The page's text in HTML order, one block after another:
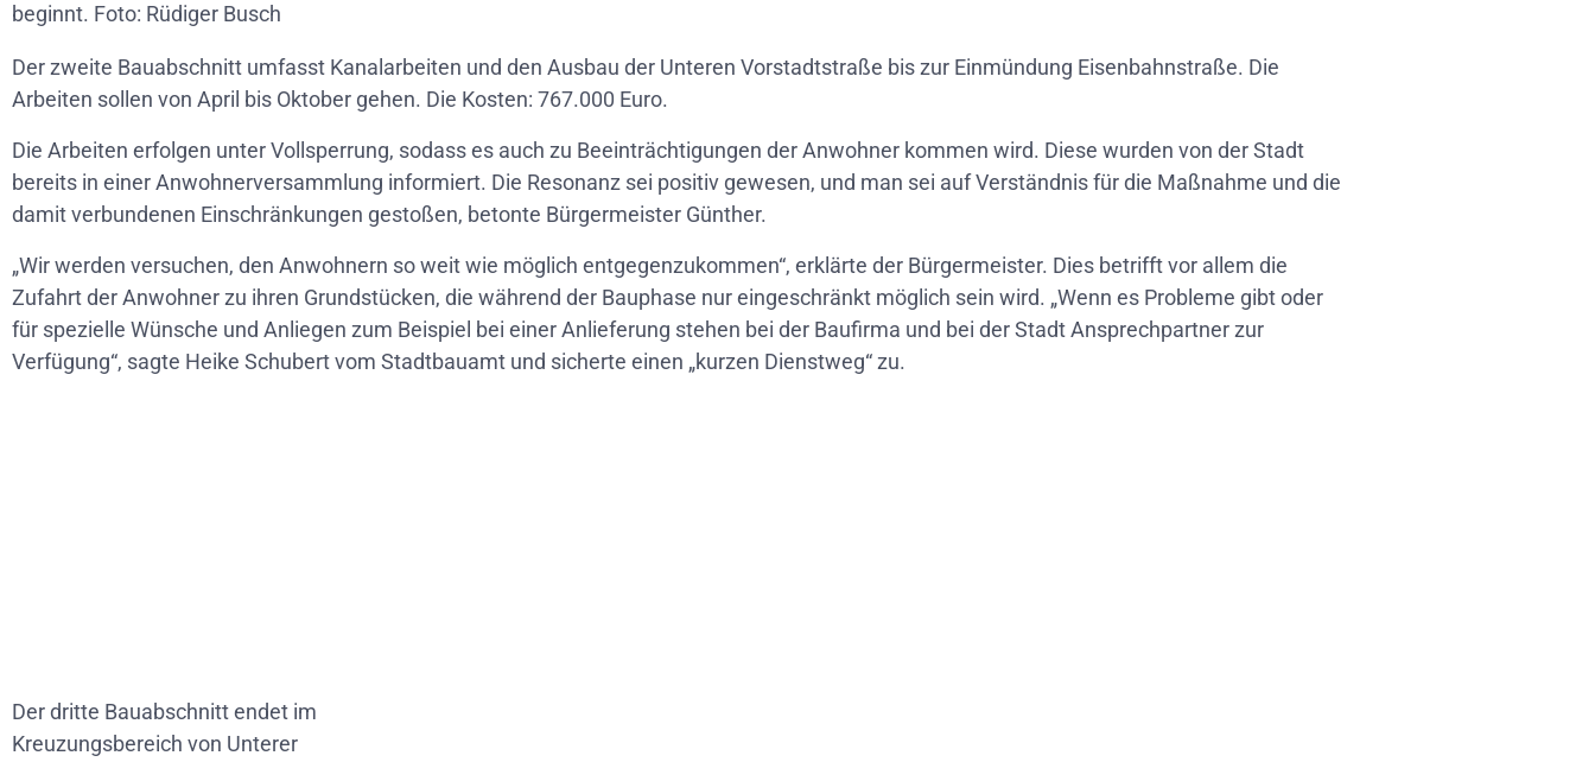
beginnt. Foto: Rüdiger Busch
Der zweite Bauabschnitt umfasst Kanalarbeiten und den Ausbau der Unteren Vorstadtstraße bis zur Einmündung Eisenbahnstraße. Die
Arbeiten sollen von April bis Oktober gehen. Die Kosten: 767.000 Euro.
Die Arbeiten erfolgen unter Vollsperrung, sodass es auch zu Beeinträchtigungen der Anwohner kommen wird. Diese wurden von der Stadt
bereits in einer Anwohnerversammlung informiert. Die Resonanz sei positiv gewesen, und man sei auf Verständnis für die Maßnahme und die
damit verbundenen Einschränkungen gestoßen, betonte Bürgermeister Günther.
„Wir werden versuchen, den Anwohnern so weit wie möglich entgegenzukommen“, erklärte der Bürgermeister. Dies betrifft vor allem die
Zufahrt der Anwohner zu ihren Grundstücken, die während der Bauphase nur eingeschränkt möglich sein wird. „Wenn es Probleme gibt oder
für spezielle Wünsche und Anliegen zum Beispiel bei einer Anlieferung stehen bei der Baufirma und bei der Stadt Ansprechpartner zur
Verfügung“, sagte Heike Schubert vom Stadtbauamt und sicherte einen „kurzen Dienstweg“ zu.
Der dritte Bauabschnitt endet im
Kreuzungsbereich von Unterer